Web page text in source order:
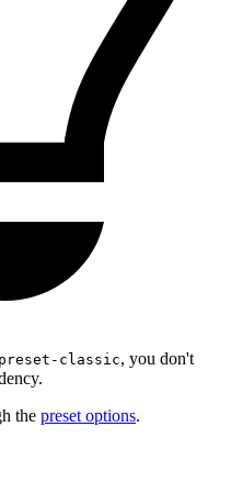
preset-classic, you don't
the preset options.